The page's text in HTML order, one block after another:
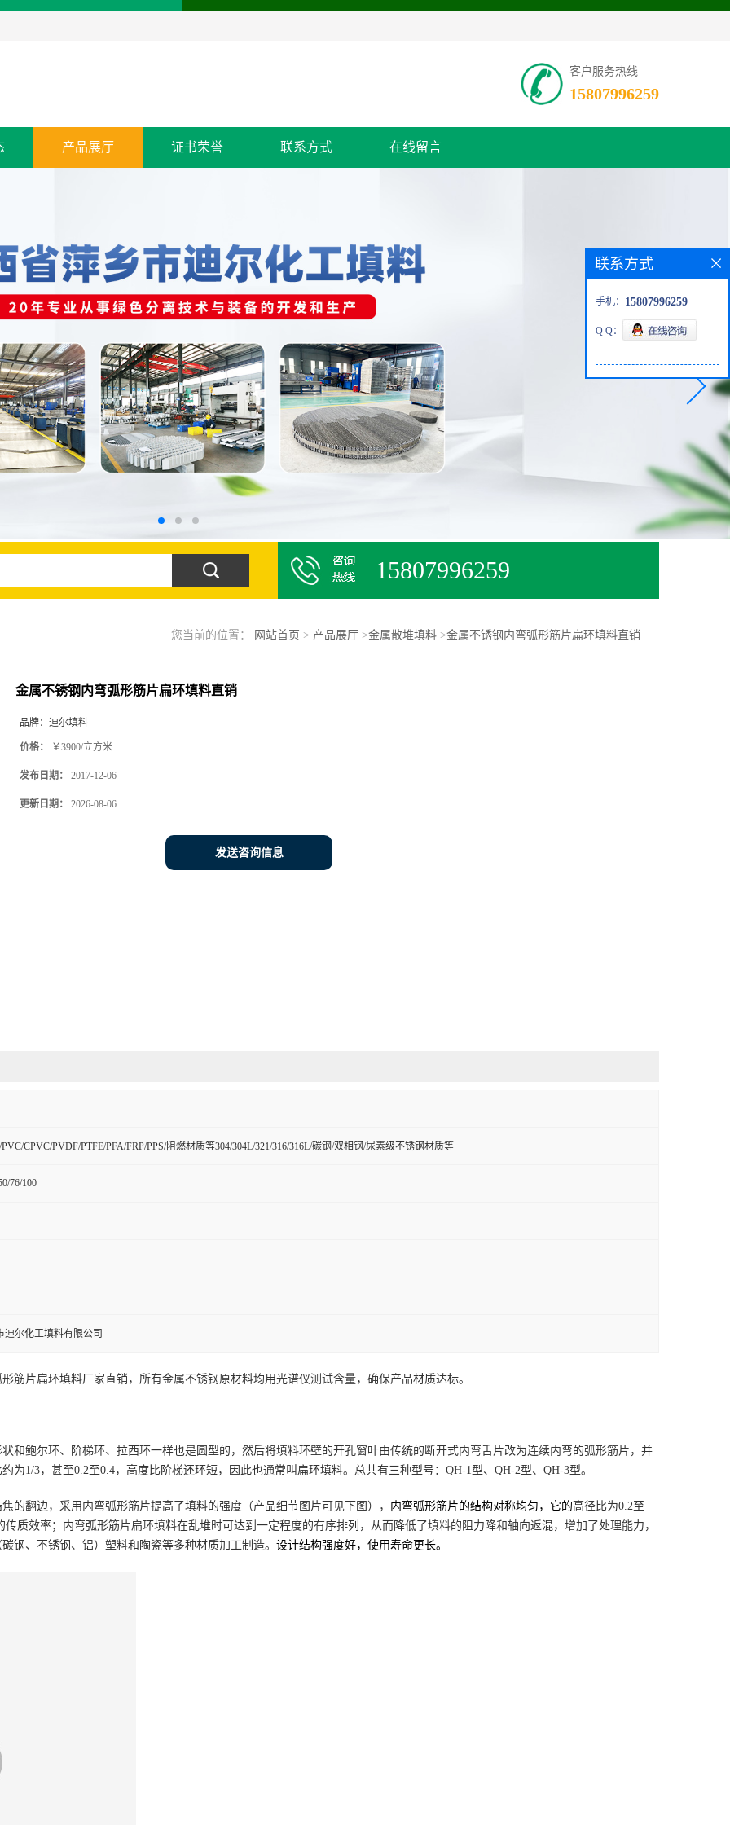
客户服务热线
15807996259
产品展厅 证书荣誉 联系方式 在线留言
15807996259
您当前的位置： 网站首页 > 产品展厅 >金属散堆填料>金属不锈钢内弯弧形筋片扁环填料直销
金属不锈钢内弯弧形筋片扁环填料直销
品牌： 迪尔填料
价格： ￥3900/立方米
发布日期： 2017-12-06
更新日期： 2026-08-06
发送咨询信息
PVC/CPVC/PVDF/PTFE/PFA/FRP/PPS/阻燃材质等304/304L/321/316/316L/碳钢/双相钢/尿素级不锈钢材质等
76/100
迪尔化工填料有限公司
筋片扁环填料厂家直销，所有金属不锈钢原材料均用光谱仪测试含量，确保产品材质达标。
和鲍尔环、阶梯环、拉西环一样也是圆型的， 然后将填料环壁的开孔窗叶由传统的断开式内弯舌片改为连续内弯的弧形筋片，并
为1/3，甚至0.2至0.4， 高度比阶梯还环短，因此也通常叫扁环填料。 总共有三种型号： QH-1型、QH-2型、QH-3型。
的翻边，采用内弯弧形筋片提高了填料的强度 （产品细节图片可见下图） ， 内弯弧形筋片的结构对称均匀 ，它的高径比为0.2至
质效率； 内弯弧形筋片扁环填料在乱堆时可达到 一定程度的有序排列，从而降低了填料的阻力降和轴向返混，增加了处理能力，
碳钢、不锈钢、铝） 塑料和陶瓷等多种材质加工制造。 设计结构强度好，使用寿命更长。
联系方式
手机： 15807996259
Q Q：